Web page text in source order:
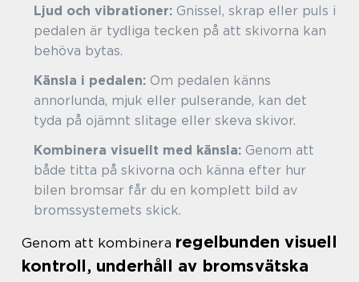
Ljud och vibrationer: Gnissel, skrap eller puls i
pedalen är tydliga tecken på att skivorna kan
behöva bytas.
Känsla i pedalen: Om pedalen känns
annorlunda, mjuk eller pulserande, kan det
tyda på ojämnt slitage eller skeva skivor.
Kombinera visuellt med känsla: Genom att
både titta på skivorna och känna efter hur
bilen bromsar får du en komplett bild av
bromssystemets skick.
Genom att kombinera regelbunden visuell
kontroll, underhåll av bromsvätska